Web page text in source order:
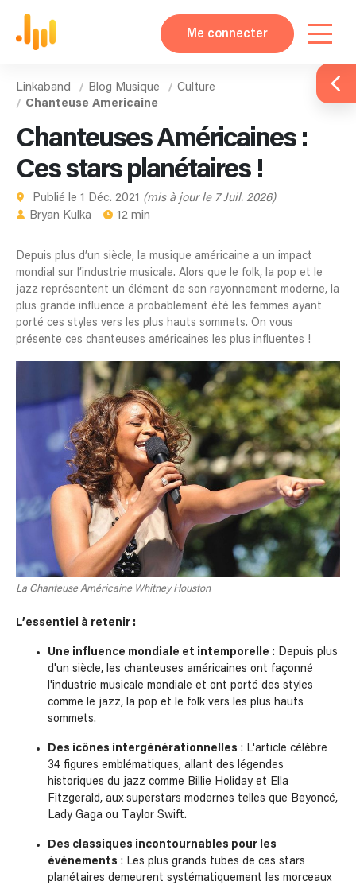
Me connecter
Linkaband Blog Musique
Culture
Chanteuse Americaine
Chanteuses Américaines :
Ces stars planétaires !
Publié le 1 Déc. 2021 (mis à jour le 7 Juil. 2026)
Bryan Kulka
12 min
Depuis plus d’un siècle, la musique américaine a un impact
mondial sur l’industrie musicale. Alors que le folk, la pop et le
jazz représentent un élément de son rayonnement moderne, la
plus grande influence a probablement été les femmes ayant
porté ces styles vers les plus hauts sommets. On vous
présente ces chanteuses américaines les plus influentes !
La Chanteuse Américaine Whitney Houston
L’essentiel à retenir :
Une influence mondiale et intemporelle : Depuis plus
d'un siècle, les chanteuses américaines ont façonné
l'industrie musicale mondiale et ont porté des styles
comme le jazz, la pop et le folk vers les plus hauts
sommets.
Des icônes intergénérationnelles : L'article célèbre
34 figures emblématiques, allant des légendes
historiques du jazz comme Billie Holiday et Ella
Fitzgerald, aux superstars modernes telles que Beyoncé,
Lady Gaga ou Taylor Swift.
Des classiques incontournables pour les
événements : Les plus grands tubes de ces stars
planétaires demeurent systématiquement les morceaux